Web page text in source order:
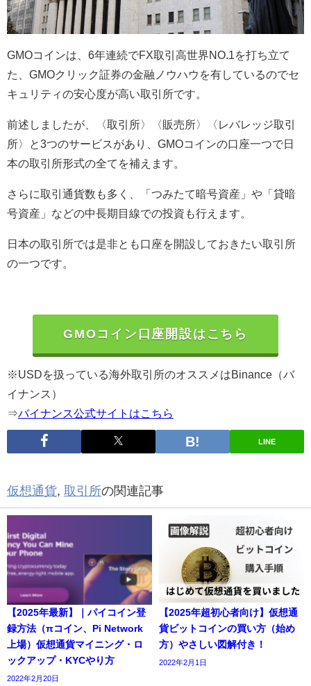
GMOコインは、6年連続でFX取引高世界NO.1を打ち立て
た、GMOクリック証券の金融ノウハウを有しているのでセ
キュリティの安心度が高い取引所です。
前述しましたが、〈取引所〉〈販売所〉〈レバレッジ取引
所〉と3つのサービスがあり、GMOコインの口座一つで日
本の取引所形式の全てを補えます。
さらに取引通貨数も多く、「つみたて暗号資産」や「貸暗
号資産」などの中長期目線での投資も行えます。
日本の取引所では是非とも口座を開設しておきたい取引所
の一つです。
GMOコイン口座開設はこちら
※USDを扱っている海外取引所のオススメはBinance（バ
イナンス）
⇒バイナンス公式サイトはこちら
LINE
仮想通貨, 取引所の関連記事
【2025年最新】｜パイコイン登
録方法（πコイン、Pi Network
上場）仮想通貨マイニング・ロ
ックアップ・KYCやり方
2022年2月20日
【2025年超初心者向け】仮想通
貨ビットコインの買い方（始め
方）やさしい図解付き！
2022年2月1日